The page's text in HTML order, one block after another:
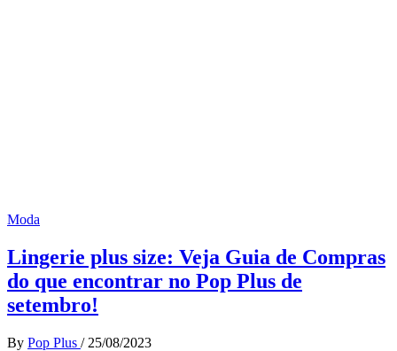
Moda
Lingerie plus size: Veja Guia de Compras
do que encontrar no Pop Plus de
setembro!
By Pop Plus / 25/08/2023